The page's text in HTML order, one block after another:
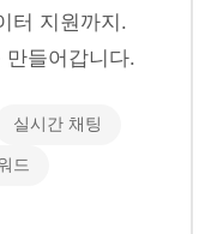
터 지원까지.
들어갑니다.
실시간 채팅
드